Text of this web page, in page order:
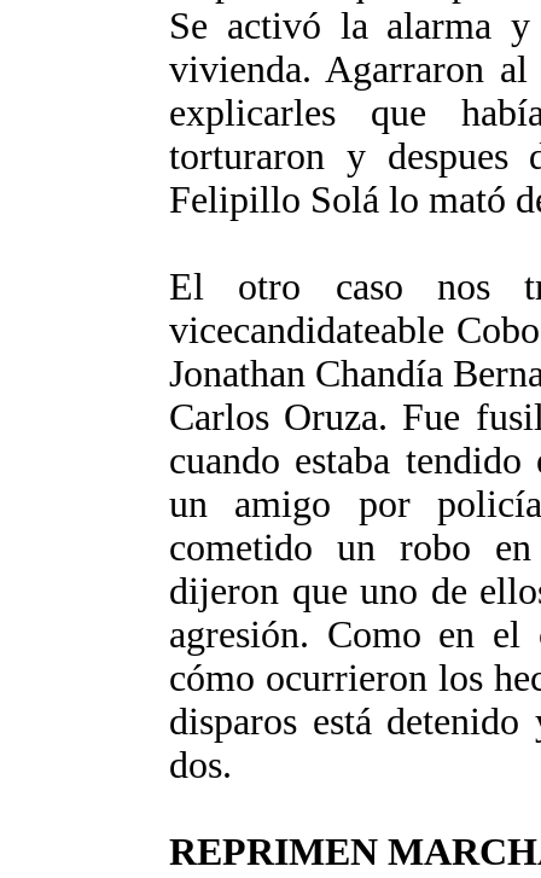
Se activó la alarma
vivienda. Agarraron
explicarles que
torturaron y
Felipillo Solá lo mató
El otro caso nos
vicecandidateable
Jonathan Chandía
Carlos Oruza. Fue
cuando estaba
un amigo por
cometido un robo
dijeron que uno de
agresión. Como en el
cómo ocurrieron los
disparos está
dos.
REPRIMEN